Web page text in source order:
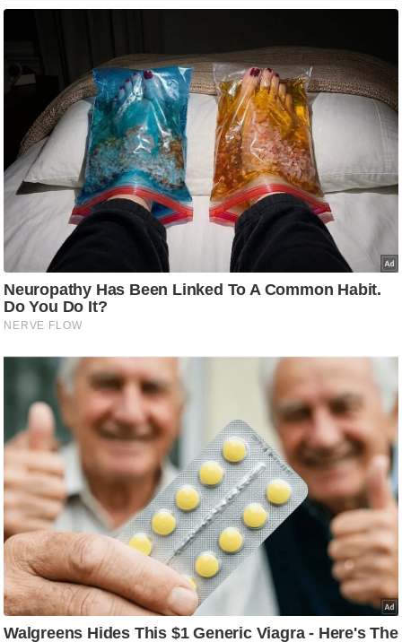
स
B
e
a
k
i
n
g
N
e
w
ला
फ
स्टा
इ
ल
टे
क्नॉ
लॉ
जी
ब्यू
टी